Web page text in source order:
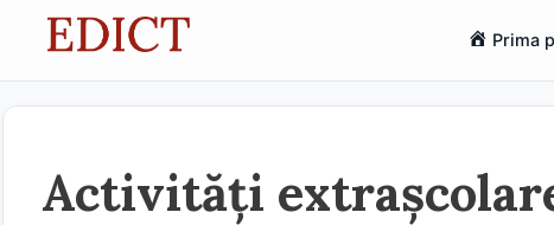
Prima
Activități